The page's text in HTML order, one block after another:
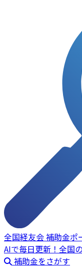
全国経友会 補助金ポ
AIで毎日更新！全国
補助金をさがす